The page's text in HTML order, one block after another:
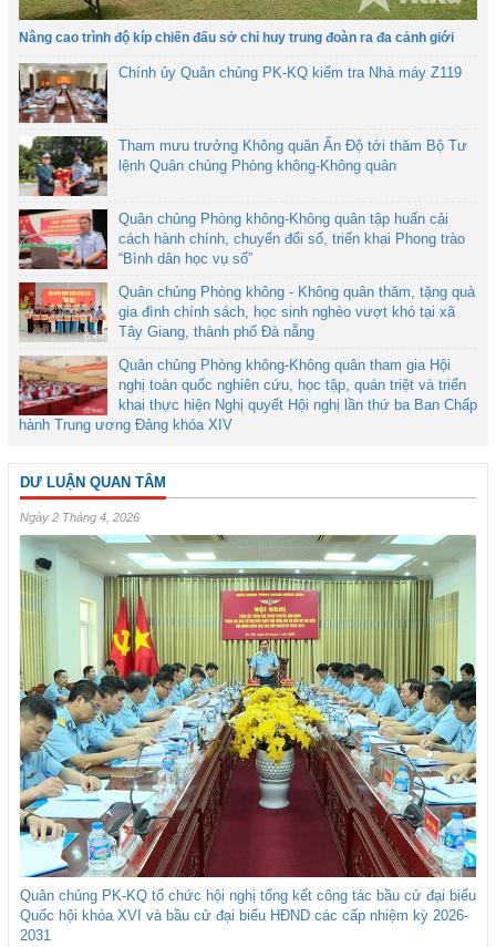
Nâng cao trình độ kíp chiến đấu sở chỉ huy trung đoàn ra đa cảnh giới
Chính ủy Quân chủng PK-KQ kiểm tra Nhà máy Z119
Tham mưu trưởng Không quân Ấn Độ tới thăm Bộ Tư
lệnh Quân chủng Phòng không-Không quân
Quân chủng Phòng không-Không quân tập huấn cải
cách hành chính, chuyển đổi số, triển khai Phong trào
“Bình dân học vụ số”
Quân chủng Phòng không - Không quân thăm, tặng quà
gia đình chính sách, học sinh nghèo vượt khó tại xã
Tây Giang, thành phố Đà nẵng
Quân chủng Phòng không-Không quân tham gia Hội
nghị toàn quốc nghiên cứu, học tập, quán triệt và triển
khai thực hiện Nghị quyết Hội nghị lần thứ ba Ban Chấp
hành Trung ương Đảng khóa XIV
DƯ LUẬN QUAN TÂM
Ngày 2 Tháng 4, 2026
Quân chủng PK-KQ tổ chức hội nghị tổng kết công tác bầu cử đại biểu
Quốc hội khóa XVI và bầu cử đại biểu HĐND các cấp nhiệm kỳ 2026-
2031